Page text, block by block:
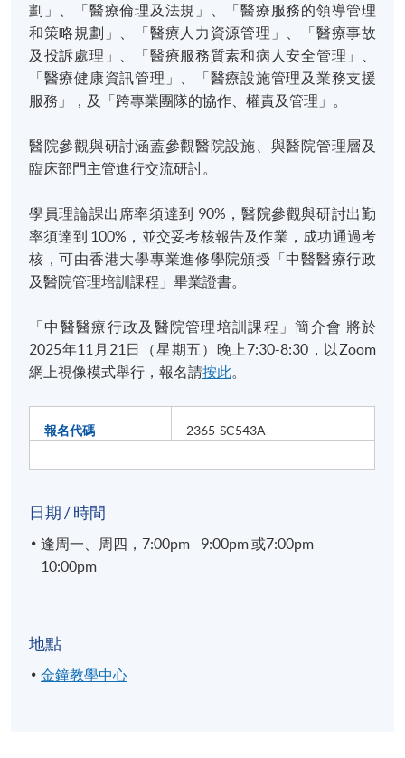
劃」、「醫療倫理及法規」、「醫療服務的領導管理
和策略規劃」、「醫療人力資源管理」、「醫療事故
及投訴處理」、「醫療服務質素和病人安全管理」、
「醫療健康資訊管理」、「醫療設施管理及業務支援
服務」，及「跨專業團隊的協作、權責及管理」。
醫院參觀與研討涵蓋參觀醫院設施、與醫院管理層及
臨床部門主管進行交流研討。
學員理論課出席率須達到 90%，醫院參觀與研討出勤
率須達到 100%，並交妥考核報告及作業，成功通過考
核，可由香港大學專業進修學院頒授「中醫醫療行政
及醫院管理培訓課程」畢業證書。
「中醫醫療行政及醫院管理培訓課程」簡介會 將於
2025年11月21日（星期五）晚上7:30-8:30，以Zoom
網上視像模式舉行，報名請按此
報名代碼 2365-SC543A
日期 / 時間
逢周一、周四，7:00pm - 9:00pm 或7:00pm -
10:00pm
地點
金鐘教學中心